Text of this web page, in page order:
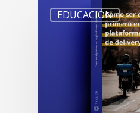
EDUCACIÓN